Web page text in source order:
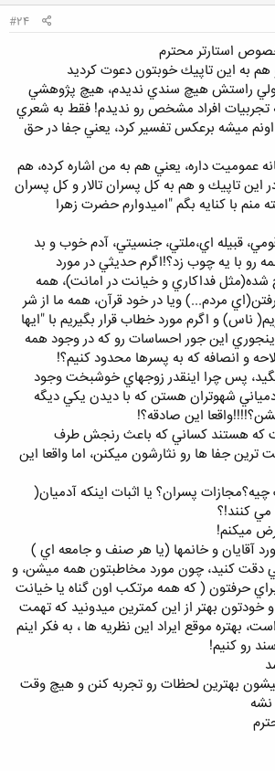
#24
استارتر محترم
هم به اين تاپيك خوبتون دعوت كرديد
ولي راستش هيچ سندي نديدم، هيچ پژوهشي
تجربيات افراد مشخص رو نديدم! فقط به شعري
ميشه برعكس تفسير كرد، يعني جفا در حق
عموميت داره، يعني هم به من اشاره كرده، هم
اين تاپيك و هم به كل پسران تالار و كل پسران
منم با كنايه بگم "اميدوارم حضرت زهرا
قبيله اي،‌ملتي، جنسيتي، آدم خوب و بد
رو با يه چوب زد؟!اگرم حديثي در مورد
فداكاري و خيانت در امانت)،‌ همه
مردم...) ويا در خود قرآن،‌ همه ما از شر
ناس) و اگرم مورد خطاب قرار بگيريم با "ايها
اين جور احساسات رو كه در وجود همه
و انصافه كه به پسرها محدود كنيم؟!
پس چرا اينقدر زوجهاي خوشبخت وجود
شهوتران هستن كه با ديدن يكي ديگه
اين صادقه؟!
كه هستند كساني كه باعث رنجش طرف
جفا ها رو نثارشون ميكنن، اما واقعا اين
پسران؟ يا اثبات اينكه آدميان(
كنند!؟
ميكنم!
آقايان و خانمها (يا هر صنف و جامعه اي )
دقت كنيد، چون مورد مخاطبتون همه ميشن، و
حرفتون ( كه همه مرتكب اون گناه يا خيانت
خودتون بهتر از اين كمترين ميدونيد كه تهمت
بهتره موقع ايراد اين نظريه ها ، به فكر اينم
رو كنيم!
بهترين لحظات رو تجربه كنن و هيچ وقت